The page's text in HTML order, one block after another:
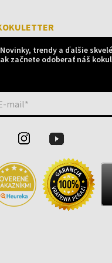
Novinky, trendy a ďalšie
ak začnete odoberať náš
mail*